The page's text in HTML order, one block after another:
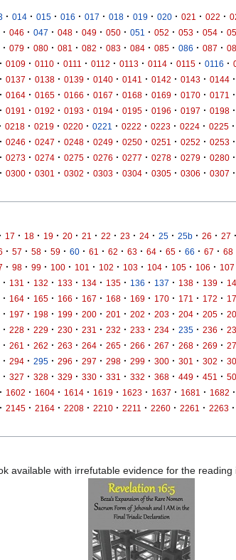
· 014 · 015 · 016 · 017 · 018 · 019 · 020 · 021 · 022 ·
· 046 · 047 · 048 · 049 · 050 · 051 · 052 · 053 · 054 ·
· 079 · 080 · 081 · 082 · 083 · 084 · 085 · 086 · 087 ·
· 0109 · 0110 · 0111 · 0112 · 0113 · 0114 · 0115 · 0116 ·
· 0137 · 0138 · 0139 · 0140 · 0141 · 0142 · 0143 · 0144 ·
· 0164 · 0165 · 0166 · 0167 · 0168 · 0169 · 0170 · 0171 ·
· 0191 · 0192 · 0193 · 0194 · 0195 · 0196 · 0197 · 0198 ·
· 0218 · 0219 · 0220 · 0221 · 0222 · 0223 · 0224 · 0225 ·
· 0246 · 0247 · 0248 · 0249 · 0250 · 0251 · 0252 · 0253 ·
· 0273 · 0274 · 0275 · 0276 · 0277 · 0278 · 0279 · 0280 ·
· 0300 · 0301 · 0302 · 0303 · 0304 · 0305 · 0306 · 0307 ·
· 17 · 18 · 19 · 20 · 21 · 22 · 23 · 24 · 25 · 25b · 26 · 27 ·
· 57 · 58 · 59 · 60 · 61 · 62 · 63 · 64 · 65 · 66 · 67 · 68
· 98 · 99 · 100 · 101 · 102 · 103 · 104 · 105 · 106 · 107
· 131 · 132 · 133 · 134 · 135 · 136 · 137 · 138 · 139 ·
· 164 · 165 · 166 · 167 · 168 · 169 · 170 · 171 · 172 ·
· 197 · 198 · 199 · 200 · 201 · 202 · 203 · 204 · 205 ·
· 228 · 229 · 230 · 231 · 232 · 233 · 234 · 235 · 236 ·
· 261 · 262 · 263 · 264 · 265 · 266 · 267 · 268 · 269 ·
· 294 · 295 · 296 · 297 · 298 · 299 · 300 · 301 · 302 ·
· 327 · 328 · 329 · 330 · 331 · 332 · 368 · 449 · 451 ·
· 1602 · 1604 · 1614 · 1619 · 1623 · 1637 · 1681 · 1682 ·
· 2145 · 2164 · 2208 · 2210 · 2211 · 2260 · 2261 · 2263 ·
available with irrefutable evidence for the reading